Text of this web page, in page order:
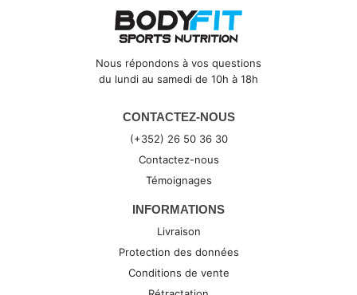
Nous répondons à vos questions
du lundi au samedi de 10h à 18h
CONTACTEZ-NOUS
(+352) 26 50 36 30
Contactez-nous
Témoignages
INFORMATIONS
Livraison
Protection des données
Conditions de vente